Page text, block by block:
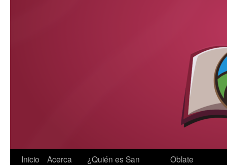
Saltar
Inicio
Acerca
¿Quién es San
Oblate